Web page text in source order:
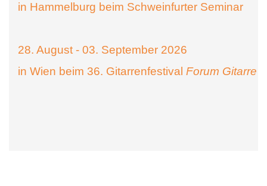
in Hammelburg beim Schweinfurter Seminar
28. August - 03. September 2026
in Wien beim 36. Gitarrenfestival Forum Gitarre